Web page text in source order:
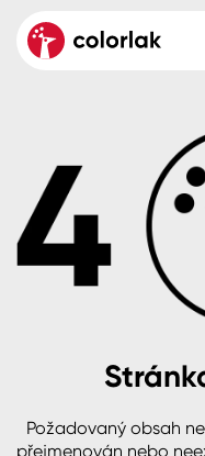
Aktuality
Reference
O společnosti
B2B
Dřevo
Beton,
Plast, sklo,
Stěny
Colorlak
Colorlak
Colorlak
Požadovaný obsah
přejmenován nebo